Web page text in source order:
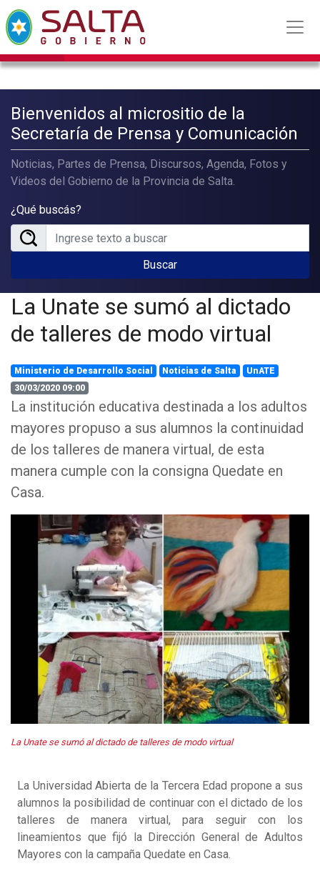
Bienvenidos al micrositio de la
Secretaría de Prensa y Comunicación
Noticias, Partes de Prensa, Discursos, Agenda, Fotos y
Videos del Gobierno de la Provincia de Salta.
¿Qué buscás?
Buscar
La Unate se sumó al dictado
de talleres de modo virtual
Ministerio de Desarrollo Social Noticias de Salta
UnATE
30/03/2020 09:00
La institución educativa destinada a los adultos
mayores propuso a sus alumnos la continuidad
de los talleres de manera virtual, de esta
manera cumple con la consigna Quedate en
Casa.
La Unate se sumó al dictado de talleres de modo virtual
La Universidad Abierta de la Tercera Edad propone a sus
alumnos la posibilidad de continuar con el dictado de los
talleres de manera virtual, para seguir con los
lineamientos que fijó la Dirección General de Adultos
Mayores con la campaña Quedate en Casa.